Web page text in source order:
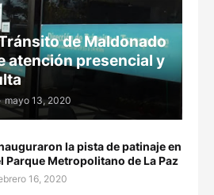
de Maldonado
atención presencial y
mayo 13, 2020
la pista de patinaje en
Parque Metropolitano de La Paz
16, 2020